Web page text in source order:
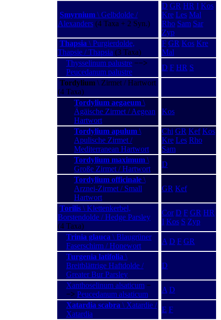
Smyrnium \ Gelbdolde /
Alexanders (4 Taxa + 2 Syn.)
D GR HR I Kos
Kre Les Mal
Rho Sam Sar
Zyp
Thapsia \ Purgierdolde,
Thapsie / Thapsia (3 Taxa)
F GR Kos Kre
Mal
Thysselinum palustre −−>
Peucedanum palustre
D F HR S
Tordylium \ Zirmet / Hartwort
(4 Taxa)
Tordylium aegaeum \
Ägäische Zirmet / Aegean
Hartwort
Kos
Tordylium apulum \
Apulische Zirmet /
Mediterranean Hartwort
Chi GR Kef Kos
Kre Les Rho
Sam
Tordylium maximum \
Große Zirmet / Hartwort
D
Tordylium officinale \
Arznei-Zirmet / Small
Hartwort
GR Kef
Torilis \ Klettenkerbel,
Borstendolde / Hedge Parsley
(4 Taxa)
Cor D F GR HR
I Kos S Zyp
Trinia glauca \ Blaugrüner
Faserschirm / Honewort
A D F GR
Turgenia latifolia \
Breitblättrige Haftdolde /
Greater Bur Parsley
D
Xanthoselinum alsaticum −
−> Peucedanum alsaticum
A D
Xatardia scabra \ Xatardie /
Xatardia
E F